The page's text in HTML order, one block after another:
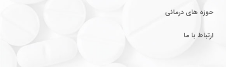
حوزه های درمانی
ارتباط با ما